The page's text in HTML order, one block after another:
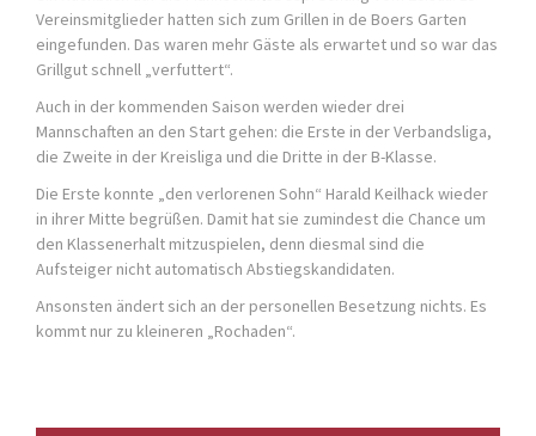
Vereinsmitglieder hatten sich zum Grillen in de Boers Garten
eingefunden. Das waren mehr Gäste als erwartet und so war das
Grillgut schnell „verfuttert“.
Auch in der kommenden Saison werden wieder drei
Mannschaften an den Start gehen: die Erste in der Verbandsliga,
die Zweite in der Kreisliga und die Dritte in der B-Klasse.
Die Erste konnte „den verlorenen Sohn“ Harald Keilhack wieder
in ihrer Mitte begrüßen. Damit hat sie zumindest die Chance um
den Klassenerhalt mitzuspielen, denn diesmal sind die
Aufsteiger nicht automatisch Abstiegskandidaten.
Ansonsten ändert sich an der personellen Besetzung nichts. Es
kommt nur zu kleineren „Rochaden“.